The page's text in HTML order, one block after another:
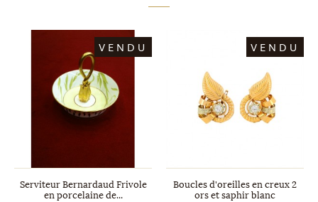
VENDU
Serviteur Bernardaud Frivole
en porcelaine de...
VENDU
Boucles d'oreilles en creux 2
ors et saphir blanc